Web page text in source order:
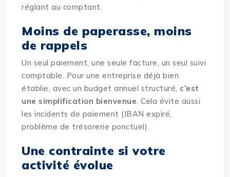
réglant au comptant.
Moins de paperasse, moins
de rappels
Un seul paiement, une seule facture, un seul suivi
comptable. Pour une entreprise déjà bien
établie, avec un budget annuel structuré, c’est
une simplification bienvenue. Cela évite aussi
les incidents de paiement (IBAN expiré,
problème de trésorerie ponctuel).
Une contrainte si votre
activité évolue